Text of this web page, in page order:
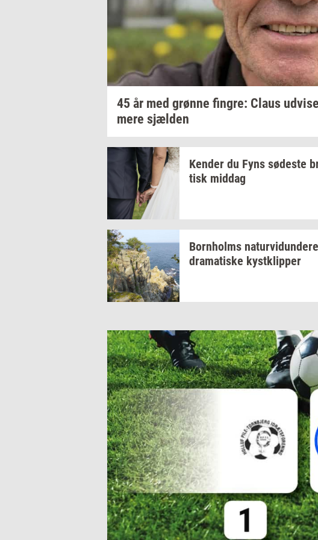
45 år med grøn­ne fin­gre: Claus
mere sjæl­den
Ken­der du Fyns sø­de­ste
tisk mid­dag
Born­holms
dra­ma­ti­ske kyst­klip­per